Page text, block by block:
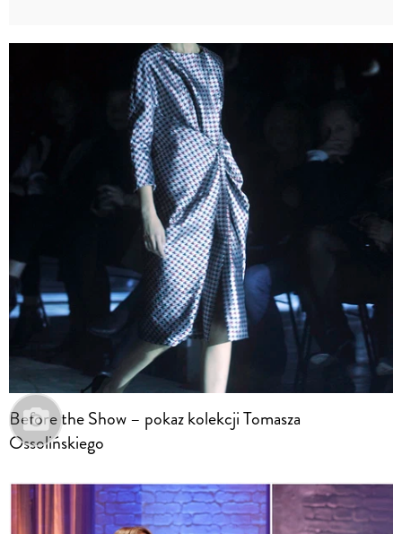
Before the Show – pokaz kolekcji Tomasza
Ossolińskiego